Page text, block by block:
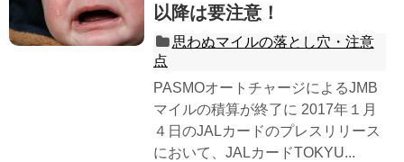
以降は要注意！
思わぬマイルの落とし穴・注意
点
PASMOオートチャージによるJMB
マイルの積算が終了に 2017年１月
４日のJALカードのプレスリリース
において、JALカードTOKYU...